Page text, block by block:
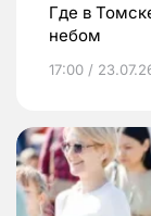
Где в
небом
17:00 /